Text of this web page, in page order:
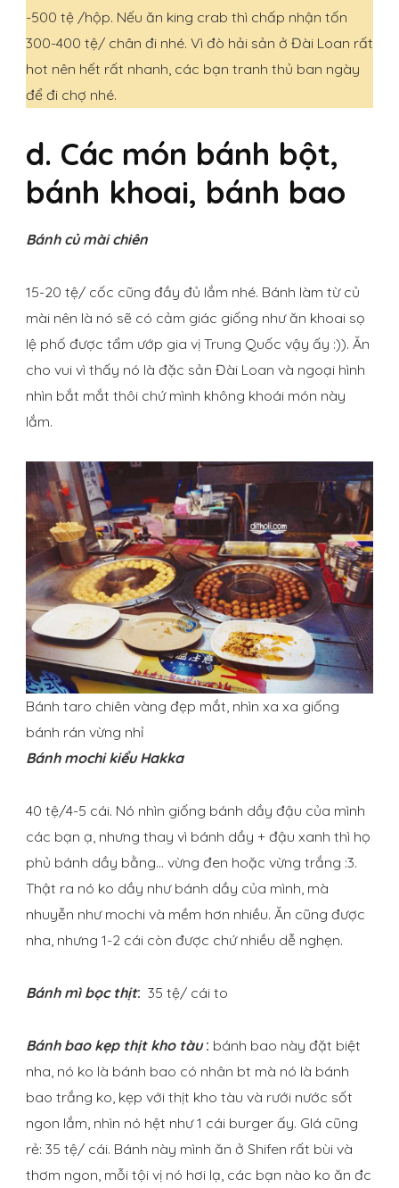
-500 tệ /hộp. Nếu ăn king crab thì chấp nhận tốn
300-400 tệ/ chân đi nhé. Vì đò hải sản ở Đài Loan rất
hot nên hết rất nhanh, các bạn tranh thủ ban ngày
để đi chợ nhé.
d. Các món bánh bột,
bánh khoai, bánh bao
Bánh củ mài chiên
15-20 tệ/ cốc cũng đầy đủ lắm nhé. Bánh làm từ củ
mài nên là nó sẽ có cảm giác giống như ăn khoai sọ
lệ phố được tẩm ướp gia vị Trung Quốc vậy ấy :)). Ăn
cho vui vì thấy nó là đặc sản Đài Loan và ngoại hình
nhìn bắt mắt thôi chứ mình không khoái món này
lắm.
Bánh taro chiên vàng đẹp mắt, nhìn xa xa giống
bánh rán vừng nhỉ
Bánh mochi kiểuHakka
40 tệ/4-5 cái. Nó nhìn giống bánh dầy đậu của mình
các bạn ạ, nhưng thay vì bánh dầy + đậu xanh thì họ
phủ bánh dầy bằng… vừng đen hoặc vừng trắng :3.
Thật ra nó ko dầy như bánh dầy của mình, mà
nhuyễn như mochi và mềm hơn nhiều. Ăn cũng được
nha, nhưng 1-2 cái còn được chứ nhiều dễ nghẹn.
Bánh mì bọc thịt: 35 tệ/ cái to
Bánh bao kẹp thịt kho tàu: bánh bao này đặt biệt
nha, nó ko là bánh bao có nhân bt mà nó là bánh
bao trắng ko, kẹp với thịt kho tàu và rưới nước sốt
ngon lắm, nhìn nó hệt như 1 cái burger ấy. GIá cũng
rẻ: 35 tệ/ cái. Bánh này mình ăn ở Shifen rất bùi và
thơm ngon, mỗi tội vị nó hơi lạ, các bạn nào ko ăn đc